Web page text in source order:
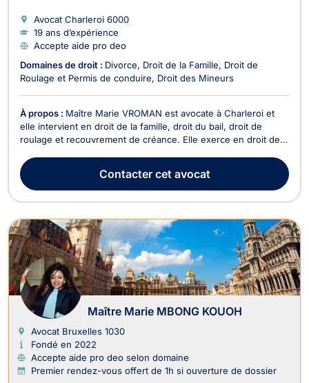
Avocat Charleroi 6000
19 ans d’expérience
Accepte aide pro deo
Domaines de droit : Divorce Droit de la Famille
Droit de
Roulage et Permis de conduire
Droit des Mineurs
À propos : Maître Marie VROMAN est avocate à Charleroi et
elle intervient en droit de la famille, droit du bail, droit de
roulage et recouvrement de créance. Elle exerce en droit de
séparation, les régimes matrimoniaux, la cohabitation légale,
l’autorité parentale, le droi...
Contactercet avocat
Maître Marie MBONG KOUOH
Avocat Bruxelles 1030
Fondé en 2022
Accepte aide pro deo selon domaine
Premier rendez-vous offert de 1h si ouverture de dossier